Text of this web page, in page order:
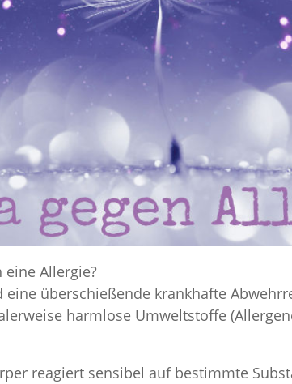
Allergie?
eine überschießende krankhafte
harmlose Umweltstoffe
reagiert sensibel auf bestimmte